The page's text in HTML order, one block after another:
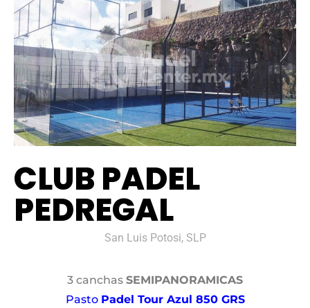
CLUB PADEL
PEDREGAL
San Luis Potosi, SLP
3 canchas SEMIPANORAMICAS
Pasto Padel Tour Azul 850 GRS